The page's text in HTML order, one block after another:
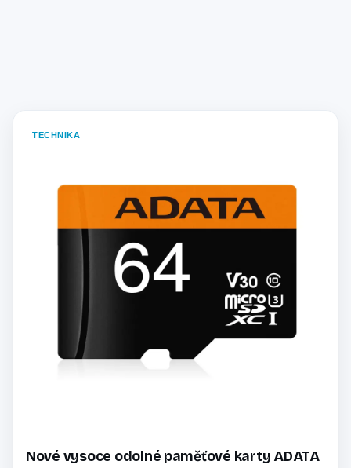
TECHNIKA
Nové vysoce odolné paměťové karty ADATA